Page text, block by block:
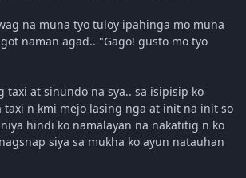
na muna tyo tuloy ipahinga mo muna
naman agad.. "Gago! gusto mo tyo
taxi at sinundo na sya.. sa isipisip ko
taxi n kmi mejo lasing nga at init na init so
hindi ko namalayan na nakatitig n ko
siya sa mukha ko ayun natauhan